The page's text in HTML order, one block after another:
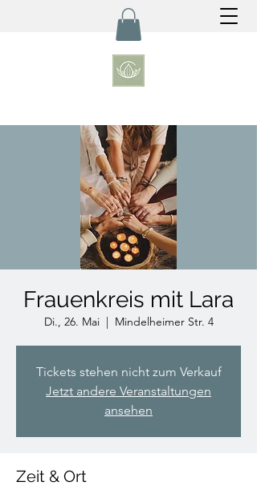
Frauenkreis mit Lara
Di., 26. Mai
  |
Mindelheimer Str. 4
Tickets stehen nicht zum Verkauf
Jetzt andere Veranstaltungen
ansehen
Zeit & Ort